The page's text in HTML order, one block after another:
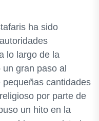
ha sido
lo largo de la
gran paso al
cantidades
por parte de
un hito en la